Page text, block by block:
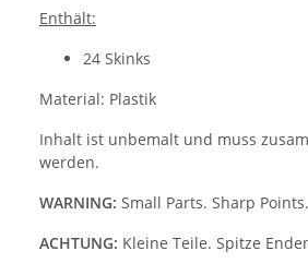
Enthält:
24 Skinks
Material: Plastik
Inhalt ist unbemalt und muss
werden.
WARNING: Small Parts. Sharp Points.
ACHTUNG: Kleine Teile. Spitze